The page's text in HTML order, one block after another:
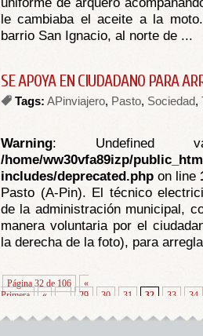
le cambiaba el aceite a la
barrio San Ignacio, al norte de ...
SE APOYA EN CIUDADANO PARA
Tags: APinviajero, Pasto, Sociedad,
Warning: Undefined
/home/ww30vfa89izp/
includes/deprecated.php on line
Pasto (A-Pin). El técnico
de la administración municipal,
manera voluntaria por el
la derecha de la foto), para
Página 32 de 106
«
Primera
« ... 29 30 31 32 33 34